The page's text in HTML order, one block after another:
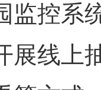
监控系
展线上